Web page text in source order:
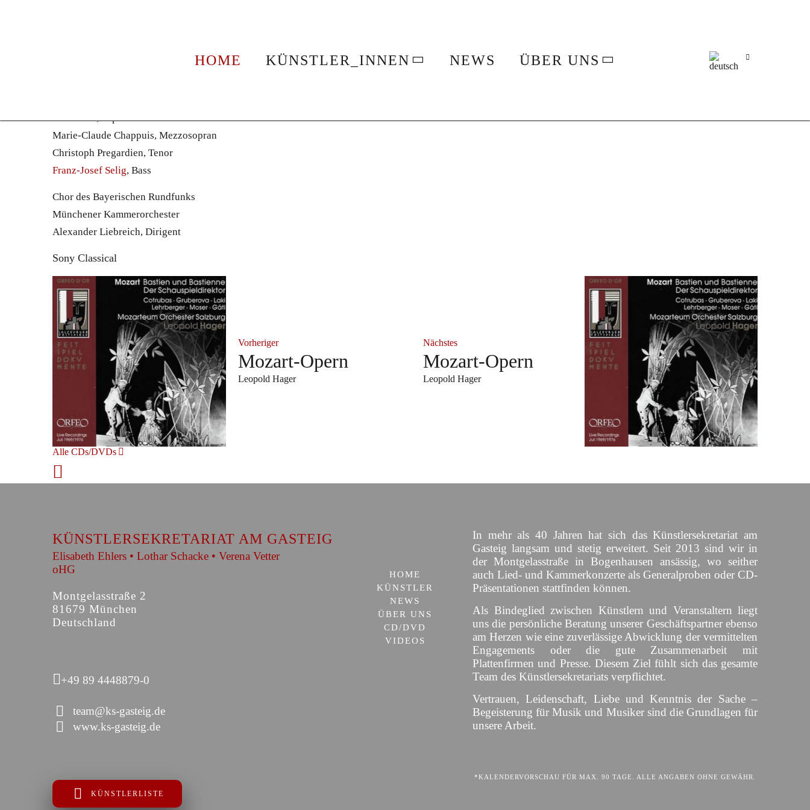
HOME KÜNSTLER_INNEN NEWS ÜBER UNS
Nuria Rial, Sopran
Marie-Claude Chappuis, Mezzosopran
Christoph Pregardien, Tenor
Franz-Josef Selig, Bass
Chor des Bayerischen Rundfunks
Münchener Kammerorchester
Alexander Liebreich, Dirigent
Sony Classical
Vorheriger
Mozart-Opern
Leopold Hager
Nächstes
Mozart-Opern
Leopold Hager
Alle CDs/DVDs
KÜNSTLERSEKRETARIAT AM GASTEIG
Elisabeth Ehlers • Lothar Schacke • Verena Vetter
oHG
Montgelasstraße 2
81679 München
Deutschland
+49 89 4448879-0
team@ks-gasteig.de
www.ks-gasteig.de
KÜNSTLERLISTE
HOME
KÜNSTLER
NEWS
ÜBER UNS
CD/DVD
VIDEOS
In mehr als 40 Jahren hat sich das Künstlersekretariat am
Gasteig langsam und stetig erweitert. Seit 2013 sind wir in
der Montgelasstraße in Bogenhausen ansässig, wo seither
auch Lied- und Kammerkonzerte als Generalproben oder CD-
Präsentationen stattfinden können.
Als Bindeglied zwischen Künstlern und Veranstaltern liegt
uns die persönliche Beratung unserer Geschäftspartner ebenso
am Herzen wie eine zuverlässige Abwicklung der vermittelten
Engagements oder die gute Zusammenarbeit mit
Plattenfirmen und Presse. Diesem Ziel fühlt sich das gesamte
Team des Künstlersekretariats verpflichtet.
Vertrauen, Leidenschaft, Liebe und Kenntnis der Sache –
Begeisterung für Musik und Musiker sind die Grundlagen für
unsere Arbeit.
*KALENDERVORSCHAU FÜR MAX. 90 TAGE. ALLE ANGABEN OHNE GEWÄHR.